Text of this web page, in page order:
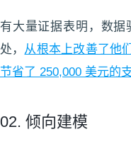
有大量证据表明，数据
处， 从根本上改善了他
节省了 250,000 美元的
02. 倾向建模